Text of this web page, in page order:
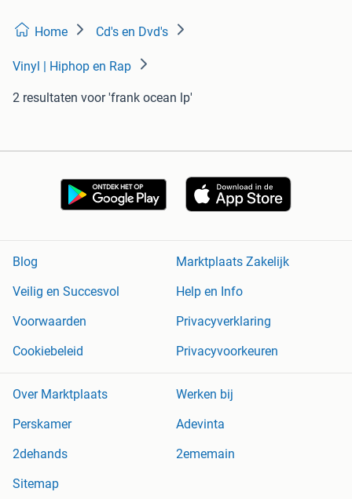
Home Cd's en Dvd's
Vinyl | Hiphop en Rap
2 resultaten voor 'frank ocean lp'
Blog
Marktplaats Zakelijk
Veilig en Succesvol
Help en Info
Voorwaarden
Privacyverklaring
Cookiebeleid
Privacyvoorkeuren
Over Marktplaats
Werken bij
Perskamer
Adevinta
2dehands
2ememain
Sitemap